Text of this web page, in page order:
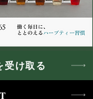
受け取る